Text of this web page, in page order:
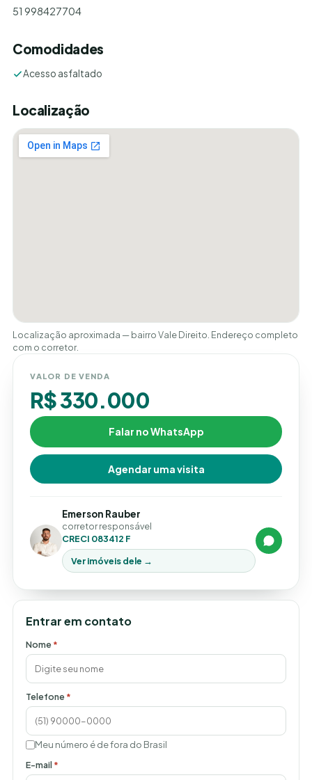
51 998427704
Comodidades
Acesso asfaltado
Localização
Localização aproximada — bairro Vale Direito. Endereço completo
com o corretor.
VALOR DE VENDA
R$ 330.000
Falar no WhatsApp
Agendar uma visita
Emerson Rauber
corretor responsável
CRECI 083412 F
Ver imóveis dele →
Entrar em contato
Nome*
Telefone*
Meu número é de fora do Brasil
E-mail*